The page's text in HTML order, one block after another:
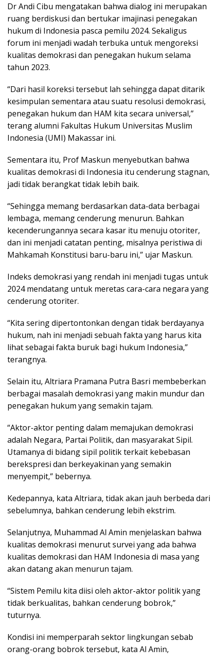
Dr Andi Cibu mengatakan bahwa dialog ini merupakan
ruang berdiskusi dan bertukar imajinasi penegakan
hukum di Indonesia pasca pemilu 2024. Sekaligus
forum ini menjadi wadah terbuka untuk mengoreksi
kualitas demokrasi dan penegakan hukum selama
tahun 2023.
“Dari hasil koreksi tersebut lah sehingga dapat ditarik
kesimpulan sementara atau suatu resolusi demokrasi,
penegakan hukum dan HAM kita secara universal,”
terang alumni Fakultas Hukum Universitas Muslim
Indonesia (UMI) Makassar ini.
Sementara itu, Prof Maskun menyebutkan bahwa
kualitas demokrasi di Indonesia itu cenderung stagnan,
jadi tidak berangkat tidak lebih baik.
“Sehingga memang berdasarkan data-data berbagai
lembaga, memang cenderung menurun. Bahkan
kecenderungannya secara kasar itu menuju otoriter,
dan ini menjadi catatan penting, misalnya peristiwa di
Mahkamah Konstitusi baru-baru ini,” ujar Maskun.
Indeks demokrasi yang rendah ini menjadi tugas untuk
2024 mendatang untuk meretas cara-cara negara yang
cenderung otoriter.
“Kita sering dipertontonkan dengan tidak berdayanya
hukum, nah ini menjadi sebuah fakta yang harus kita
lihat sebagai fakta buruk bagi hukum Indonesia,”
terangnya.
Selain itu, Altriara Pramana Putra Basri membeberkan
berbagai masalah demokrasi yang makin mundur dan
penegakan hukum yang semakin tajam.
“Aktor-aktor penting dalam memajukan demokrasi
adalah Negara, Partai Politik, dan masyarakat Sipil.
Utamanya di bidang sipil politik terkait kebebasan
berekspresi dan berkeyakinan yang semakin
menyempit,” bebernya.
Kedepannya, kata Altriara, tidak akan jauh berbeda dari
sebelumnya, bahkan cenderung lebih ekstrim.
Selanjutnya, Muhammad Al Amin menjelaskan bahwa
kualitas demokrasi menurut survei yang ada bahwa
kualitas demokrasi dan HAM Indonesia di masa yang
akan datang akan menurun tajam.
“Sistem Pemilu kita diisi oleh aktor-aktor politik yang
tidak berkualitas, bahkan cenderung bobrok,”
tuturnya.
Kondisi ini memperparah sektor lingkungan sebab
orang-orang bobrok tersebut, kata Al Amin,